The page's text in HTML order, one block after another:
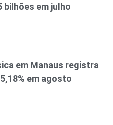
bilhões em julho
em Manaus registra
em agosto